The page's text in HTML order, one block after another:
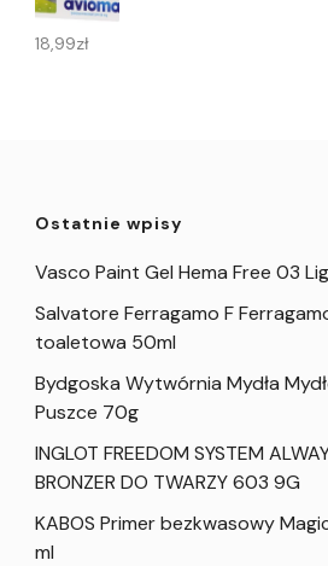
18,99zł
Ostatnie wpisy
Vasco Paint Gel Hema Free 03
Salvatore Ferragamo F
toaletowa 50ml
Bydgoska Wytwórnia Mydła
Puszce 70g
INGLOT FREEDOM SYSTEM
BRONZER DO TWARZY 603 9G
KABOS Primer bezkwasowy
ml